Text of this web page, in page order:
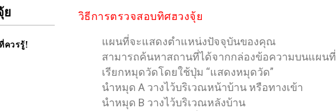
วิธีการตรวจสอบทิศฮวงจุ้ย
แผนที่จะแสดงตำแหน่งปัจจุบันของคุณ
สามารถค้นหาสถานที่ได้จากกล่องข้อความบนแผนที่
เรียกหมุดวัดโดยใช้ปุ่ม “แสดงหมุดวัด”
นำหมุด A วางไว้บริเวณหน้าบ้าน หรือทางเข้า
นำหมุด B วางไว้บริเวณหลังบ้าน
ย
ควรรู้!